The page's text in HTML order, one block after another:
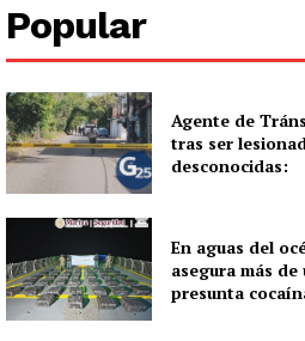
Popular
Agente de
tras ser
desconocidas:
En aguas del
asegura más
presunta